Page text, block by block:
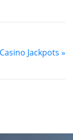
Casino Jackpots »